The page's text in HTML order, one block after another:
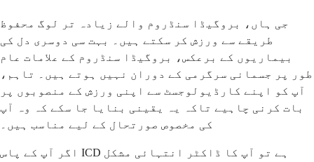
جی ہاں، بروگیڈا سنڈروم والے زیادہ تر لوگ محفوظ
طریقے سے ورزش کر سکتے ہیں۔ بہت سی دوسری دل کی
بیماریوں کے برعکس، بروگیڈا سنڈروم کے علامات عام
طور پر جسمانی سرگرمی کے دوران نہیں ہوتے ہیں۔ تاہم،
آپ کو اپنے کارڈیولوجسٹ سے اپنی ورزش کے منصوبوں پر
بات کرنی چاہیے تاکہ یہ یقینی بنایا جا سکے کہ وہ آپ
کی مخصوص صورتحال کے لیے مناسب ہیں۔
اگر آپ کے پاس ICD ہے تو آپ کا ڈاکٹر انتہائی مشکل